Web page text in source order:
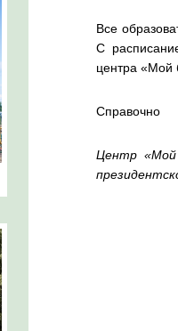
Все
С
центра «Мой
Справочно
Центр «Мой